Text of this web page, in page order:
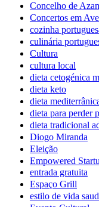
Concelho de
Concertos em
cozinha
culinária
Cultura
cultura local
dieta cetogénica
dieta keto
dieta
dieta para perder
dieta tradicional
Diogo Miranda
Eleição
Empowered
entrada gratuita
Espaço Grill
estilo de vida